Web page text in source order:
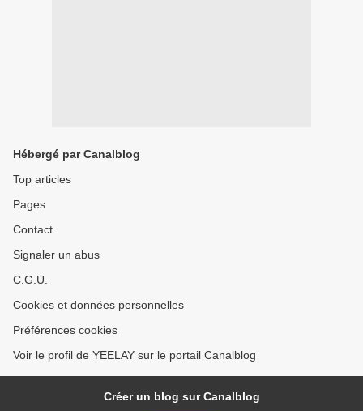
Hébergé par Canalblog
Top articles
Pages
Contact
Signaler un abus
C.G.U.
Cookies et données personnelles
Préférences cookies
Voir le profil de YEELAY sur le portail Canalblog
Créer un blog sur Canalblog